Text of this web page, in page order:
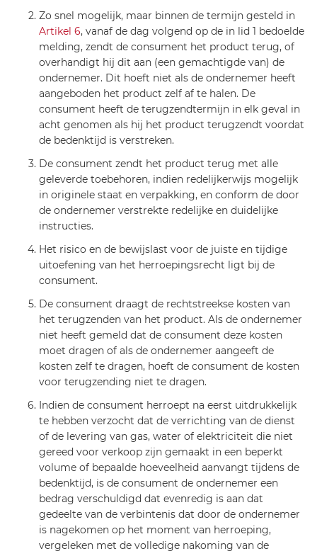
Zo snel mogelijk, maar binnen de termijn gesteld in
Artikel 6, vanaf de dag volgend op de in lid 1 bedoelde
melding, zendt de consument het product terug, of
overhandigt hij dit aan (een gemachtigde van) de
ondernemer. Dit hoeft niet als de ondernemer heeft
aangeboden het product zelf af te halen. De
consument heeft de terugzendtermijn in elk geval in
acht genomen als hij het product terugzendt voordat
de bedenktijd is verstreken.
De consument zendt het product terug met alle
geleverde toebehoren, indien redelijkerwijs mogelijk
in originele staat en verpakking, en conform de door
de ondernemer verstrekte redelijke en duidelijke
instructies.
Het risico en de bewijslast voor de juiste en tijdige
uitoefening van het herroepingsrecht ligt bij de
consument.
De consument draagt de rechtstreekse kosten van
het terugzenden van het product. Als de ondernemer
niet heeft gemeld dat de consument deze kosten
moet dragen of als de ondernemer aangeeft de
kosten zelf te dragen, hoeft de consument de kosten
voor terugzending niet te dragen.
Indien de consument herroept na eerst uitdrukkelijk
te hebben verzocht dat de verrichting van de dienst
of de levering van gas, water of elektriciteit die niet
gereed voor verkoop zijn gemaakt in een beperkt
volume of bepaalde hoeveelheid aanvangt tijdens de
bedenktijd, is de consument de ondernemer een
bedrag verschuldigd dat evenredig is aan dat
gedeelte van de verbintenis dat door de ondernemer
is nagekomen op het moment van herroeping,
vergeleken met de volledige nakoming van de